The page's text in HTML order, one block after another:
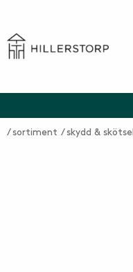
sortiment skydd & skötsel